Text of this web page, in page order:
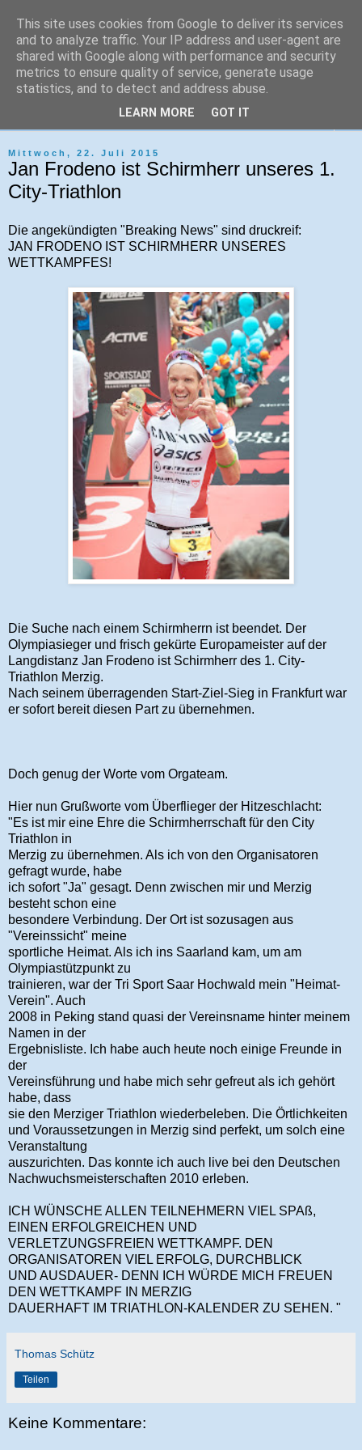
Tri-Sport Saar-Hochwald
Verein für Ausdauersport und Triathlon
Mittwoch, 22. Juli 2015
Jan Frodeno ist Schirmherr unseres 1.
City-Triathlon
Die angekündigten "Breaking News" sind druckreif:
JAN FRODENO IST SCHIRMHERR UNSERES
WETTKAMPFES!
Die Suche nach einem Schirmherrn ist beendet. Der
Olympiasieger und frisch gekürte Europameister auf der
Langdistanz Jan Frodeno ist Schirmherr des 1. City-
Triathlon Merzig.
Nach seinem überragenden Start-Ziel-Sieg in Frankfurt war
er sofort bereit diesen Part zu übernehmen.
Doch genug der Worte vom Orgateam.
Hier nun Grußworte vom Überflieger der Hitzeschlacht:
"Es ist mir eine Ehre die Schirmherrschaft für den City
Triathlon in
Merzig zu übernehmen. Als ich von den Organisatoren
gefragt wurde, habe
ich sofort "Ja" gesagt. Denn zwischen mir und Merzig
besteht schon eine
besondere Verbindung. Der Ort ist sozusagen aus
"Vereinssicht" meine
sportliche Heimat. Als ich ins Saarland kam, um am
Olympiastützpunkt zu
trainieren, war der Tri Sport Saar Hochwald mein "Heimat-
Verein". Auch
2008 in Peking stand quasi der Vereinsname hinter meinem
Namen in der
Ergebnisliste. Ich habe auch heute noch einige Freunde in
der
Vereinsführung und habe mich sehr gefreut als ich gehört
habe, dass
sie den Merziger Triathlon wiederbeleben. Die Örtlichkeiten
und Voraussetzungen in Merzig sind perfekt, um solch eine
Veranstaltung
auszurichten. Das konnte ich auch live bei den Deutschen
Nachwuchsmeisterschaften 2010 erleben.
ICH WÜNSCHE ALLEN TEILNEHMERN VIEL SPAß,
EINEN ERFOLGREICHEN UND
VERLETZUNGSFREIEN WETTKAMPF. DEN
ORGANISATOREN VIEL ERFOLG, DURCHBLICK
UND AUSDAUER- DENN ICH WÜRDE MICH FREUEN
DEN WETTKAMPF IN MERZIG
DAUERHAFT IM TRIATHLON-KALENDER ZU SEHEN. "
Thomas Schütz
Teilen
Keine Kommentare:
This site uses cookies from Google to deliver its services
and to analyze traffic. Your IP address and user-agent are
shared with Google along with performance and security
metrics to ensure quality of service, generate usage
statistics, and to detect and address abuse.
LEARN MORE GOT IT